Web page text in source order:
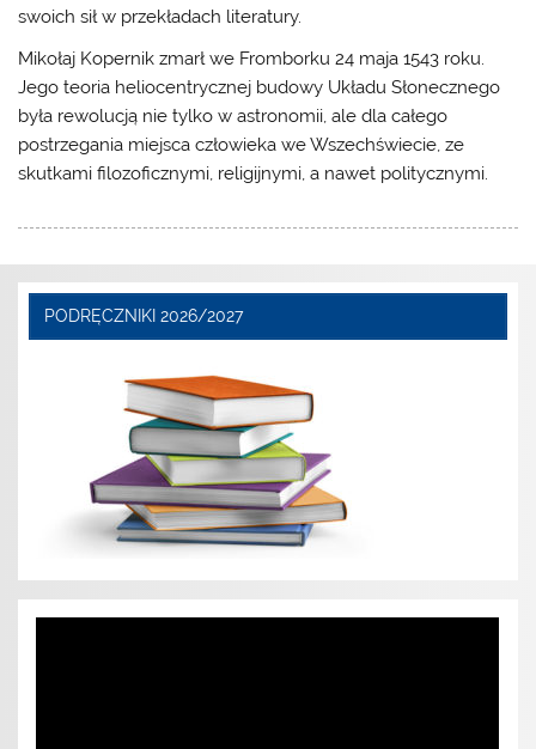
swoich sił w przekładach literatury.
Mikołaj Kopernik zmarł we Fromborku 24 maja 1543 roku.
Jego teoria heliocentrycznej budowy Układu Słonecznego
była rewolucją nie tylko w astronomii, ale dla całego
postrzegania miejsca człowieka we Wszechświecie, ze
skutkami filozoficznymi, religijnymi, a nawet politycznymi.
PODRĘCZNIKI 2026/2027